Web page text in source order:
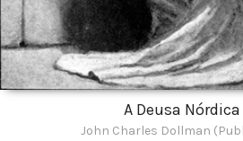
A Deusa
John Charles Dollman